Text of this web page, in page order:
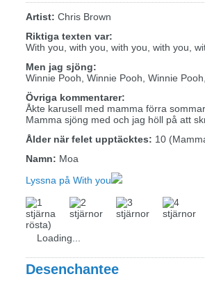
Artist: Chris Brown
Riktiga texten var:
With you, with you, with you, with you,
Men jag sjöng:
Winnie Pooh, Winnie Pooh, Winnie
Övriga kommentarer:
Åkte karusell med mamma förra
Mamma sjöng med och jag höll på att
Ålder när felet upptäcktes: 10
Namn: Moa
Lyssna på With you
rösta)
Loading...
Desenchantee